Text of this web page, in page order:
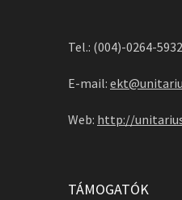
Tel.: (004)-0264-
E-mail:
Web: http://
TÁMOGATÓK